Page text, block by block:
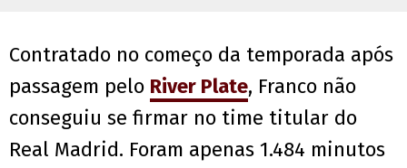
Contratado no começo da temporada após
passagem pelo River Plate, Franco não
conseguiu se firmar no time titular do
Real Madrid. Foram apenas 1.484 minutos